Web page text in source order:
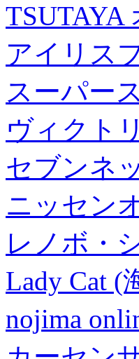
アイリス
スーパー
ヴィクト
セブンネ
ニッセン
レノボ・
Lady Cat (
nojima